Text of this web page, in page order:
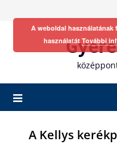
A Kellys
A weboldal használatának
használatát További